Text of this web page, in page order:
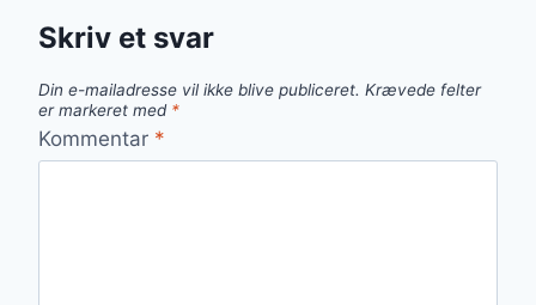
Skriv et svar
Din e-mailadresse vil ikke blive publiceret. Krævede felter
er markeret med *
Kommentar *